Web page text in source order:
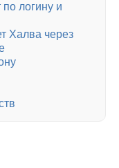
логину и
Халва через